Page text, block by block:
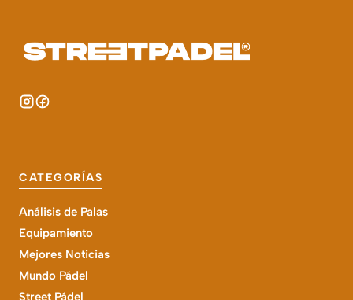
CATEGORÍAS
Análisis de Palas
Equipamiento
Mejores Noticias
Mundo Pádel
Street Pádel